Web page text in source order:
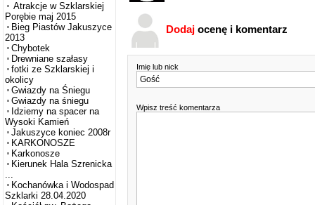
Atrakcje w Szklarskiej
Porębie maj 2015
Bieg Piastów Jakuszyce
2013
Chybotek
Drewniane szałasy
fotki ze Szklarskiej i
okolicy
Gwiazdy na Śniegu
Gwiazdy na śniegu
Idziemy na spacer na
Wysoki Kamień
Jakuszyce koniec 2008r
KARKONOSZE
Karkonosze
Kierunek Hala Szrenicka
...
Kochanówka i Wodospad
Szklarki 28.04.2020
Dodaj ocenę i komentarz
Imię lub nick
Wpisz treść komentarza